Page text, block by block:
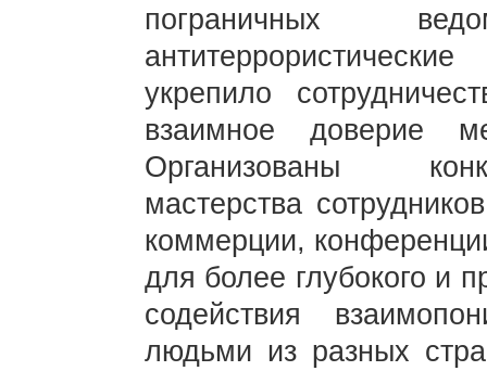
пограничных
укрепило
взаимное доверие
Организованы
мастерства
коммерции,
для более глубокого и
содействия
людьми из разных